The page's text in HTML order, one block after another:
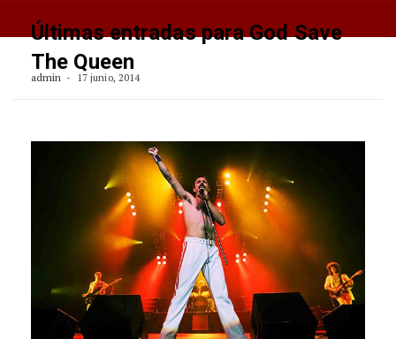
Últimas entradas para God Save
The Queen
admin 17 junio, 2014